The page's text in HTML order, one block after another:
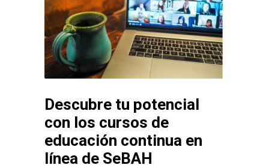
Descubre tu potencial
con los cursos de
educación continua en
línea de SeBAH